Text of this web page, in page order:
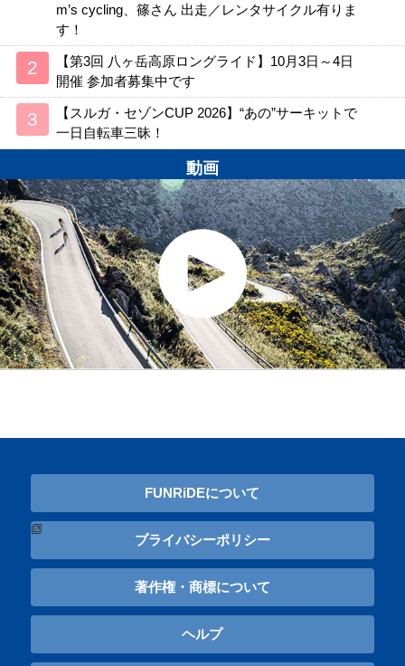
m’s cycling、篠さん 出走／レンタサイクル有りま
す！
【第3回 八ヶ岳高原ロングライド】10月3日～4日
開催 参加者募集中です
【スルガ・セゾンCUP 2026】“あの”サーキットで
一日自転車三昧！
動画
FUNRiDEについて
プライバシーポリシー
著作権・商標について
ヘルプ